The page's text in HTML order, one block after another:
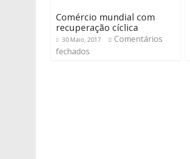
Comércio mundial com
recuperação cíclica
30 Maio, 2017
Comentários
fechados